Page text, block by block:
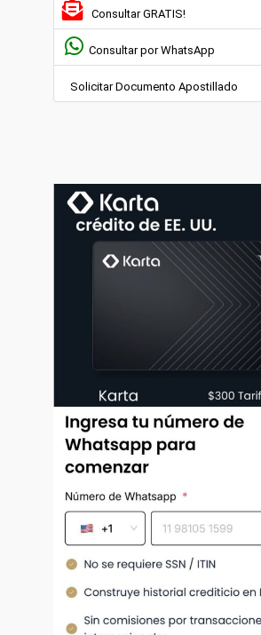
Consultar GRATIS!
Consultar por WhatsApp
Solicitar Documento Apostillado